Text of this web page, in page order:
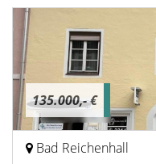
135.000,- €
Bad Reichenhall